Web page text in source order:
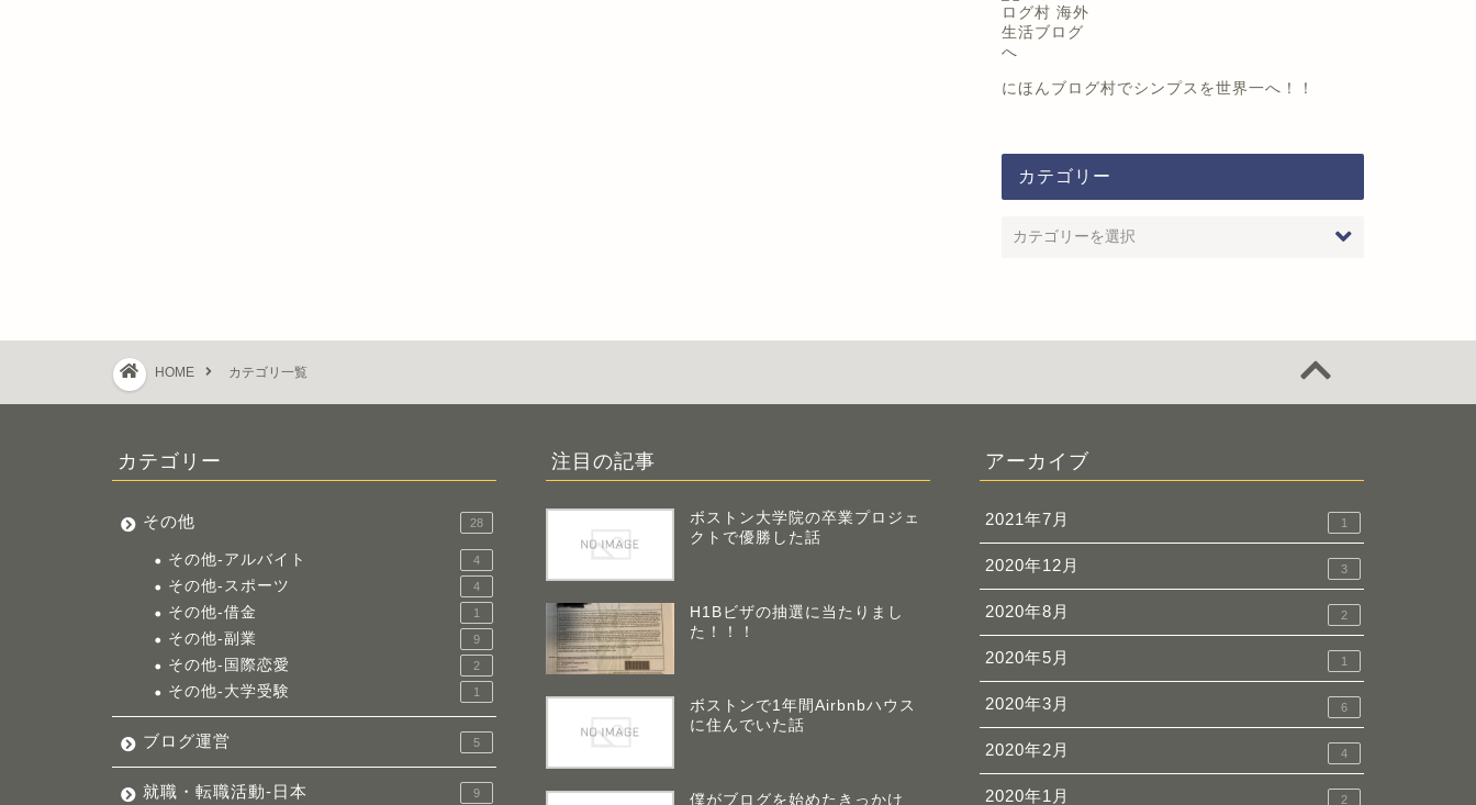
にほんブログ村でシンプスを世界一へ！！
カテゴリー
HOME カテゴリ一覧
カテゴリー
その他 28
その他-アルバイト 4
その他-スポーツ 4
その他-借金 1
その他-副業 9
その他-国際恋愛 2
その他-大学受験 1
ブログ運営 5
就職・転職活動-日本 9
注目の記事
ボストン大学院の卒業プロジェ
クトで優勝した話
H1Bビザの抽選に当たりまし
た！！！
ボストンで1年間Airbnbハウス
に住んでいた話
僕がブログを始めたきっかけ
アーカイブ
2021年7月 1
2020年12月 3
2020年8月 2
2020年5月 1
2020年3月 6
2020年2月 4
2020年1月 2